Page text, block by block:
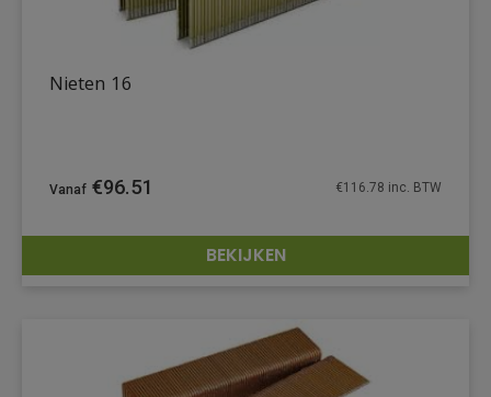
DETAILS
Nieten 16
€96.51 €116.78 inc. BTW
BEKIJKEN